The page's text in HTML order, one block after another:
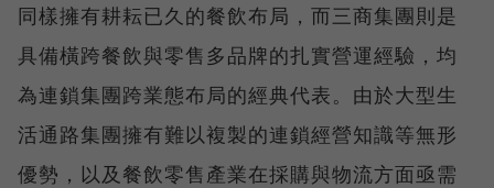
同樣擁有耕耘已久的餐飲布局，而三商集團則是
具備橫跨餐飲與零售多品牌的扎實營運經驗，均
為連鎖集團跨業態布局的經典代表。由於大型生
活通路集團擁有難以複製的連鎖經營知識等無形
優勢，以及餐飲零售產業在採購與物流方面亟需